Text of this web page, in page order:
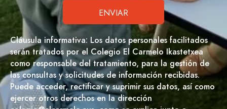
Cláusula informativa: Los datos personales facilitados
serán tratados por el Colegio El Carmelo Ikastetxea
como responsable del tratamiento, para la gestión de
las consultas y solicitudes de información recibidas.
Puede acceder, rectificar y suprimir sus datos, así como
ejercer otros derechos en la dirección